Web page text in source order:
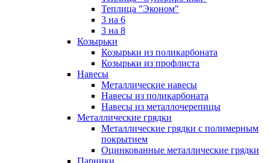
Теплица "Эконом"
3 на 6
3 на 8
Козырьки
Козырьки из поликарбоната
Козырьки из профлиста
Навесы
Металлические навесы
Навесы из поликарбоната
Навесы из металлочерепицы
Металлические грядки
Металлические грядки с полимерным
покрытием
Оцинкованные металлические грядки
Парники